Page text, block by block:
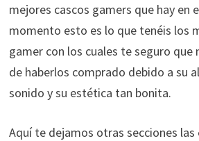
mejores cascos gamers que hay en
momento esto es lo que tenéis los
gamer con los cuales te seguro que
de haberlos comprado debido a su
sonido y su estética tan bonita.
Aquí te dejamos otras secciones las